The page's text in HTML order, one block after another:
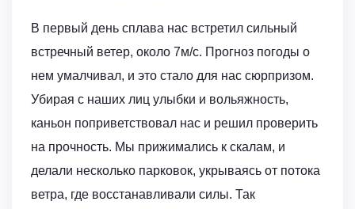
В первый день сплава нас встретил сильный
встречный ветер, около 7м/c. Прогноз погоды о
нем умалчивал, и это стало для нас сюрпризом.
Убирая с наших лиц улыбки и вольяжность,
каньон поприветствовал нас и решил проверить
на прочность. Мы прижимались к скалам, и
делали несколько парковок, укрываясь от потока
ветра, где восстанавливали силы. Так